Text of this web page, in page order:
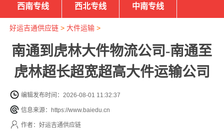
西南专线 西北专线 中南专线
好运吉通供应链> 大件运输>
南通到虎林大件物流公司-南通至
虎林超长超宽超高大件运输公司
编辑发布时间：2026-08-01 11:32:37
信息来源：https://www.baiedu.cn
作者：好运吉通供应链